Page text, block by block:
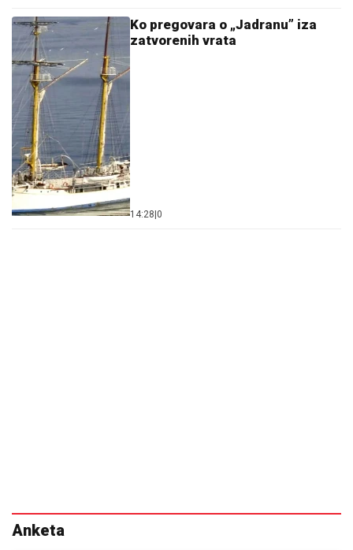
Ko pregovara o „Jadranu” iza
zatvorenih vrata
14:28|0
Anketa